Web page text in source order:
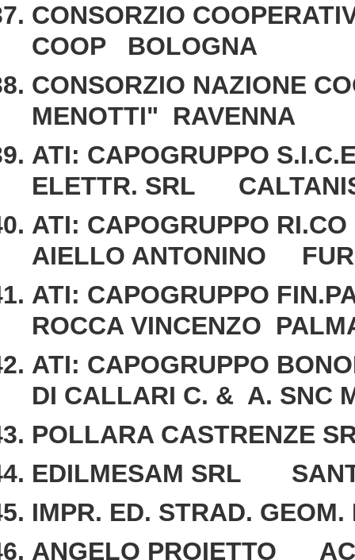
CONSORZIO
COOP BOLOGNA
CONSORZIO NAZIONE
MENOTTI" RAVENNA
ATI: CAPOGRUPPO
ELETTR. SRL
ATI: CAPOGRUPPO
AIELLO ANTONINO
ATI: CAPOGRUPPO
ROCCA VINCENZO
ATI: CAPOGRUPPO
DI CALLARI C. & A. SNC
POLLARA CASTRENZE
EDILMESAM SRL
IMPR. ED. STRAD.
ANGELO PROIETTO